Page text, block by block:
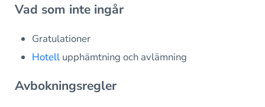
Vad som inte ingår
Gratulationer
Hotell upphämtning och avlämning
Avbokningsregler